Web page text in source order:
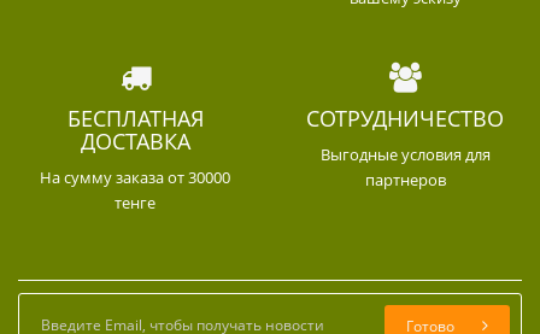
БЕСПЛАТНАЯ
ДОСТАВКА
На сумму заказа от 30000
тенге
СОТРУДНИЧЕСТВО
Выгодные условия для
партнеров
Готово